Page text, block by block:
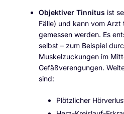
Objektiver Tinnitus ist
Fälle) und kann vom
gemessen werden. Es
selbst – zum Beispiel
Muskelzuckungen im
Gefäßverengungen.
sind:
Plötzlicher